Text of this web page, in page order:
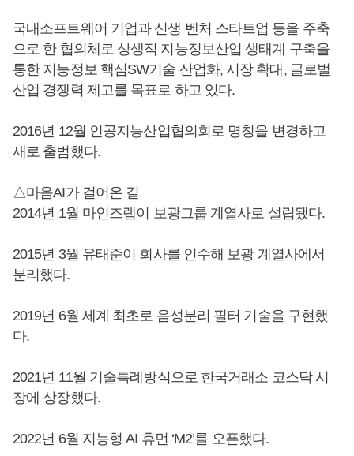
국내소프트웨어 기업과 신생 벤처 스타트업 등을 주축
으로 한 협의체로 상생적 지능정보산업 생태계 구축을
통한 지능정보 핵심SW기술 산업화, 시장 확대, 글로벌
산업 경쟁력 제고를 목표로 하고 있다.
2016년 12월 인공지능산업협의회로 명칭을 변경하고
새로 출범했다.
△마음AI가 걸어온 길
2014년 1월 마인즈랩이 보광그룹 계열사로 설립됐다.
2015년 3월 유태준이 회사를 인수해 보광 계열사에서
분리했다.
2019년 6월 세계 최초로 음성분리 필터 기술을 구현했
다.
2021년 11월 기술특례방식으로 한국거래소 코스닥 시
장에 상장했다.
2022년 6월 지능형 AI 휴먼 ‘M2’를 오픈했다.